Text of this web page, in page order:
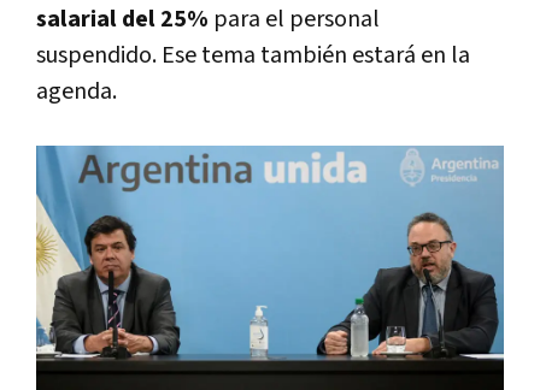
salarial del 25% para el personal
suspendido. Ese tema también estará en la
agenda.